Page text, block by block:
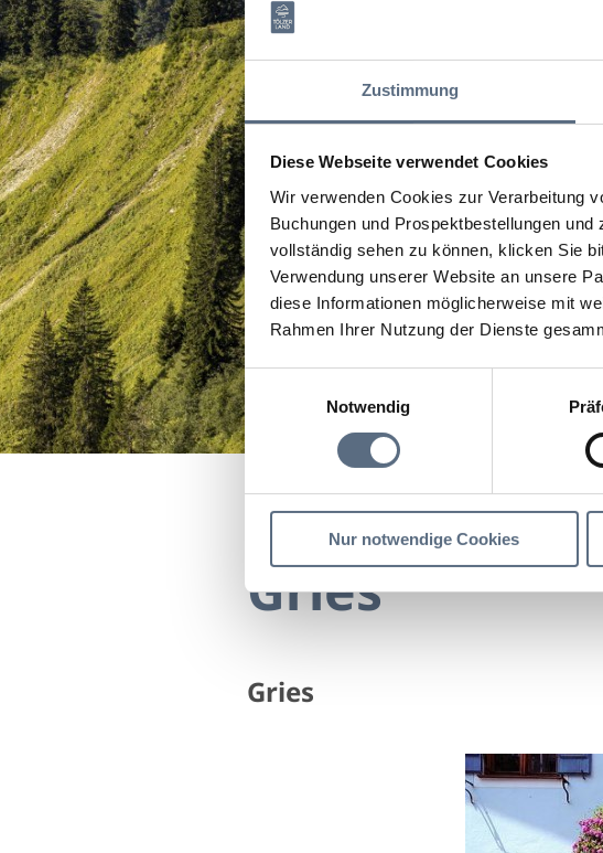
Zustimmung
Diese Webseite verwendet Cookies
Wir verwenden Cookies zur Verarbeitung
Buchungen und Prospektbestellungen
vollständig sehen zu können, klicken Sie
Verwendung unserer Website an unsere
diese Informationen möglicherweise mit
Rahmen Ihrer Nutzung der Dienste
Einwilligungsauswahl
Notwendig
Nur notwendige Cookies
Gries
Gries